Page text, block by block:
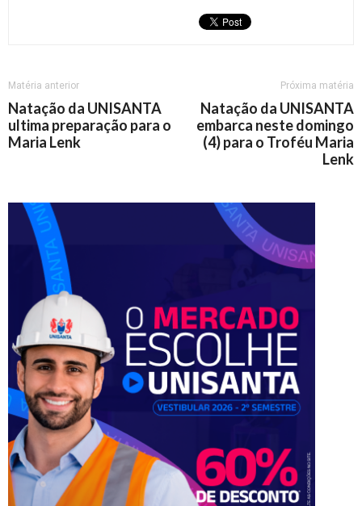
Matéria anterior
Natação da UNISANTA
ultima preparação para o
Maria Lenk
Próxima matéria
Natação da UNISANTA
embarca neste domingo
(4) para o Troféu Maria
Lenk